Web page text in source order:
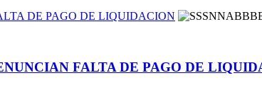
DE PAGO DE LIQUIDACION
FALTA DE PAGO DE